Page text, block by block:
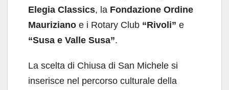
Elegia Classics, la Fondazione Ordine
Mauriziano e i Rotary Club “Rivoli” e
“Susa e Valle Susa”.
La scelta di Chiusa di San Michele si
inserisce nel percorso culturale della